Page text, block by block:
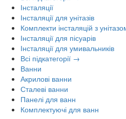
Інсталяції
Інсталяції для унітазів
Комплекти інсталяцій з
Інсталяції для пісуарів
Інсталяції для умивальників
Всі підкатегорії →
Ванни
Акрилові ванни
Сталеві ванни
Панелі для ванн
Комплектуючі для ванн